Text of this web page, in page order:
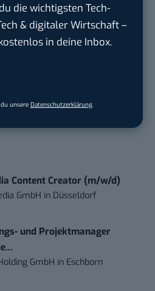
die wichtigsten Tech-
& digitaler Wirtschaft –
in deine Inbox.
unsere Datenschutzerklärung
werden, wenn es um
Tech-Themen von Morgen
Leser bekommen jeden
Content Creator (m/w/d)
GmbH in Düsseldorf
und Projektmanager
GmbH in Eschborn